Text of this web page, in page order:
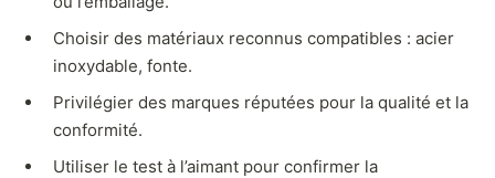
Choisir des matériaux reconnus compatibles : acier
inoxydable, fonte.
Privilégier des marques réputées pour la qualité et la
conformité.
Utiliser le test à l’aimant pour confirmer la